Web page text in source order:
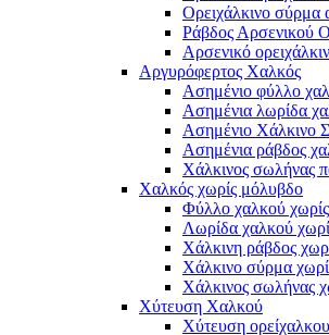
Ορειχάλκινο σύρμα
Ράβδος Αρσενικού
Αρσενικό
Αργυρόφερτος Χαλκός
Ασημένιο φύλλο
Ασημένια λωρίδα
Ασημένιο Χάλκινο
Ασημένια ράβδος
Χάλκινος σωλήνας
Χαλκός χωρίς μόλυβδο
Φύλλο χαλκού
Λωρίδα χαλκού
Χάλκινη ράβδος
Χάλκινο σύρμα
Χάλκινος σωλήνας
Χύτευση Χαλκού
Χύτευση ορείχαλκου